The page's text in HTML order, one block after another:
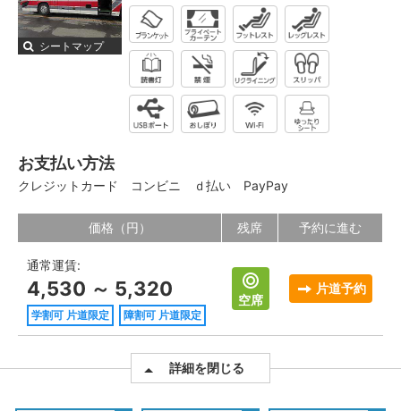
シートマップ
お支払い方法
クレジットカード コンビニ ｄ払い PayPay
価格（円） 残席 予約に進む
通常運賃:
4,530 ～ 5,320
学割可 片道限定 障割可 片道限定
空席
片道予約
詳細を閉じる